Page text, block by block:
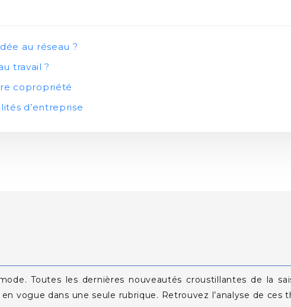
au réseau ?
travail ?
copropriété
d’entreprise
Toutes les dernières nouveautés croustillantes de la
vogue dans une seule rubrique. Retrouvez l’analyse de ces